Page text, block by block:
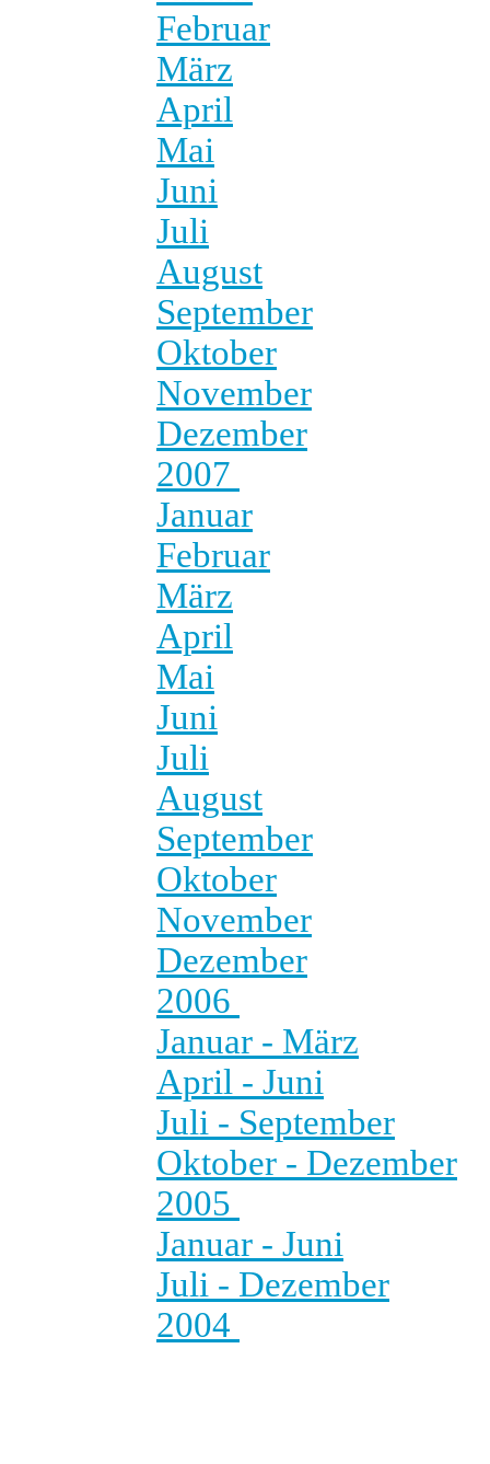
Februar
März
April
Mai
Juni
Juli
August
September
Oktober
November
Dezember
2007
Januar
Februar
März
April
Mai
Juni
Juli
August
September
Oktober
November
Dezember
2006
Januar - März
April - Juni
Juli - September
Oktober - Dezember
2005
Januar - Juni
Juli - Dezember
2004